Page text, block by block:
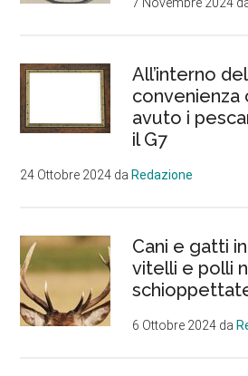
All’interno
convenienza
avuto i
il G7
24 Ottobre 2024 daRedazione
Cani e gatti
vitelli e polli
6 Ottobre 2024 da